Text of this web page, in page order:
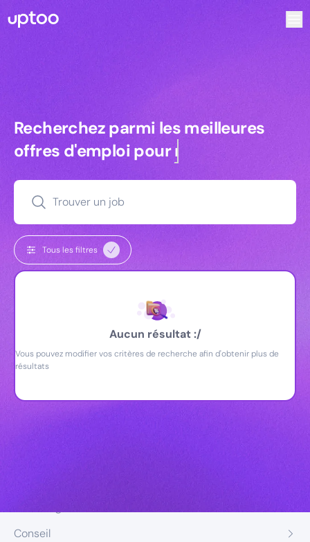
Recherchez parmi les meilleures
Recherchez parmi les meilleures
offres d'emploi pourmanagers
Trouver un job
Tous les filtres
Aucun résultat :/
Vous pouvez modifier vos critères de recherche afin d'obtenir plus de
résultats
Conseil